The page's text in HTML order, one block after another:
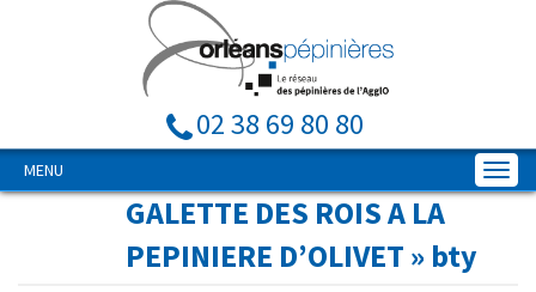
02 38 69 80 80
MENU
GALETTE DES ROIS A LA
PEPINIERE D’OLIVET » bty